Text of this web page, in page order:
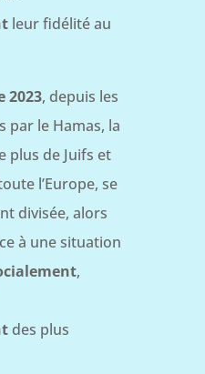
leur fidélité au
2023, depuis les
par le Hamas, la
plus de Juifs et
l’Europe, se
divisée, alors
à une situation
,
des plus